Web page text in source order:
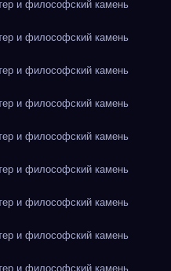
и философский камень
и философский камень
и философский камень
и философский камень
и философский камень
и философский камень
и философский камень
и философский камень
и философский камень